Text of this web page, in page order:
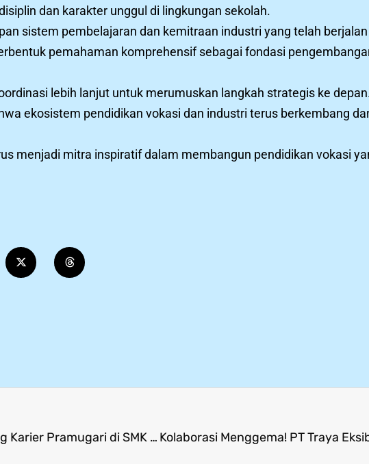
dan karakter unggul di lingkungan sekolah.
sistem pembelajaran dan kemitraan industri yang telah
pemahaman komprehensif sebagai fondasi
lebih lanjut untuk merumuskan langkah strategis ke
ekosistem pendidikan vokasi dan industri terus berkembang
menjadi mitra inspiratif dalam membangun pendidikan vokasi
Japan Meets Mitra! Teijin & ANA Bahas Peluang Karier Pramugari di SMK Mitra Industri MM2100